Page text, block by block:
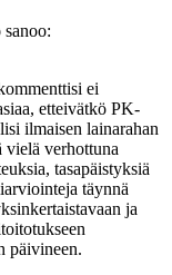
sanoo:
ei
etteivätkö PK-
ilmaisen lainarahan
vielä verhottuna
tasapäistyksiä
täynnä
ja
päivineen.